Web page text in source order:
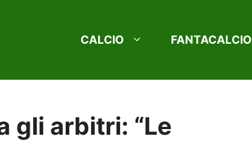
CALCIO FANTACALCIO
gli arbitri: “Le